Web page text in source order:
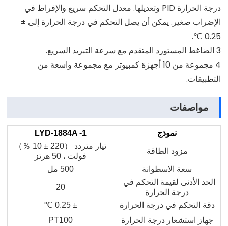
درجة الحرارة PID وتعديلها. معدل التحكم سريع والإفراط في
الإضراب صغير. يمكن أن يصل التحكم في درجة الحرارة إلى ±
0.25 ℃.
3 الضاغط المستورد المتقدم مع سرعة التبريد السريع.
4 مجموعة من 10 أجهزة كمبيوتر مع مجموعة واسعة من
التطبيقات.
مواصفات
نموذج LYD-1884A -1
مزود الطاقة
تيار متردد （
220 ± 10
％）
فولت ، 50 هرتز
سعة الاسطوانة
500 مل
الحد الأدنى لقيمة التحكم في
درجة الحرارة
20
دقة التحكم في درجة الحرارة ± 0.25
℃
جهاز استشعار درجة الحرارة
PT100